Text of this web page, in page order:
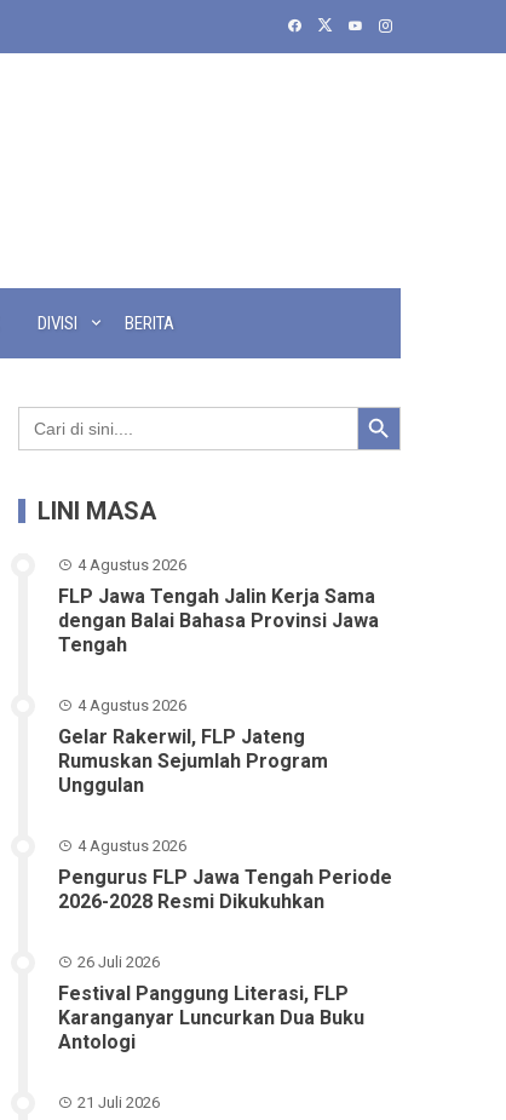
DIVISI BERITA
Search
for:
Search Button
LINI MASA
4 Agustus 2026
FLP Jawa Tengah Jalin Kerja Sama
dengan Balai Bahasa Provinsi Jawa
Tengah
4 Agustus 2026
Gelar Rakerwil, FLP Jateng
Rumuskan Sejumlah Program
Unggulan
4 Agustus 2026
Pengurus FLP Jawa Tengah Periode
2026-2028 Resmi Dikukuhkan
26 Juli 2026
Festival Panggung Literasi, FLP
Karanganyar Luncurkan Dua Buku
Antologi
21 Juli 2026